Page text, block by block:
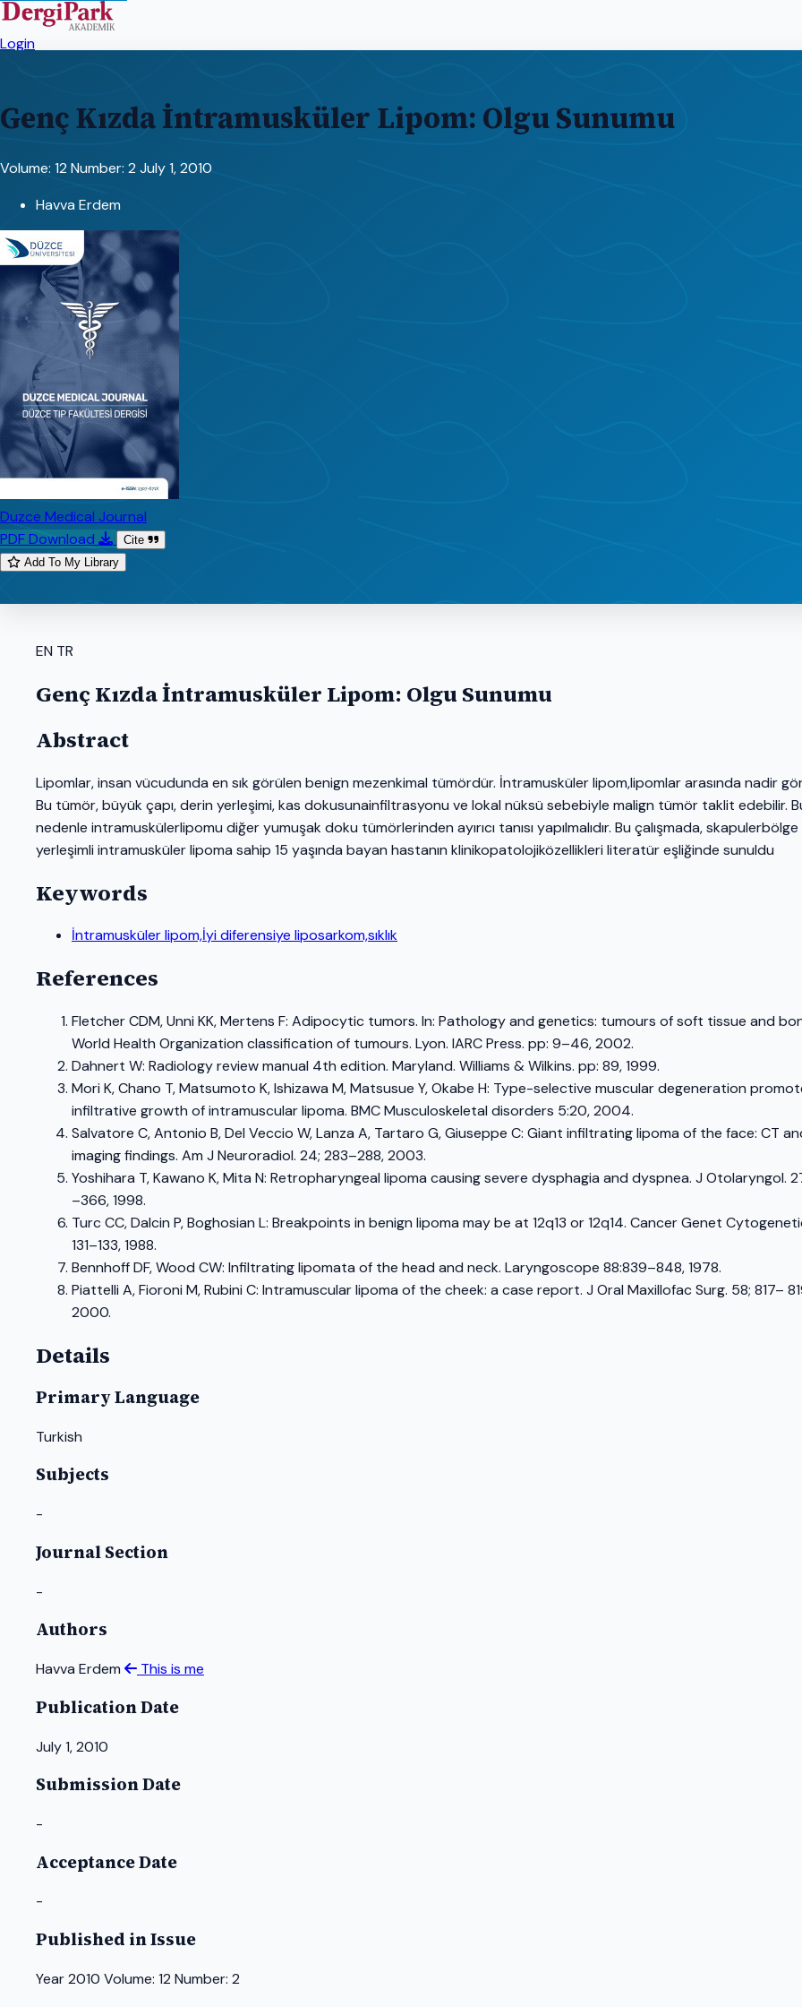
Login
Genç Kızda İntramusküler Lipom: Olgu Sunumu
Volume: 12 Number: 2 July 1, 2010
Havva Erdem
Duzce Medical Journal
PDF Download
Cite
Add To My Library
EN TR
Genç Kızda İntramusküler Lipom: Olgu Sunumu
Abstract
Lipomlar, insan vücudunda en sık görülen benign mezenkimal tümördür. İntramusküler lipom,lipomlar arasında nadir
Bu tümör, büyük çapı, derin yerleşimi, kas dokusunainfiltrasyonu ve lokal nüksü sebebiyle malign tümör taklit edebilir.
nedenle intramuskülerlipomu diğer yumuşak doku tümörlerinden ayırıcı tanısı yapılmalıdır. Bu çalışmada, skapulerbölge
yerleşimli intramusküler lipoma sahip 15 yaşında bayan hastanın klinikopatolojiközellikleri literatür eşliğinde sunuldu
Keywords
İntramusküler lipom,İyi diferensiye liposarkom,sıklık
References
Fletcher CDM, Unni KK, Mertens F: Adipocytic tumors. In: Pathology and genetics: tumours of soft tissue and
World Health Organization classification of tumours. Lyon. IARC Press. pp: 9–46, 2002.
Dahnert W: Radiology review manual 4th edition. Maryland. Williams & Wilkins. pp: 89, 1999.
Mori K, Chano T, Matsumoto K, Ishizawa M, Matsusue Y, Okabe H: Type-selective muscular degeneration
infiltrative growth of intramuscular lipoma. BMC Musculoskeletal disorders 5:20, 2004.
Salvatore C, Antonio B, Del Veccio W, Lanza A, Tartaro G, Giuseppe C: Giant infiltrating lipoma of the face: CT
imaging findings. Am J Neuroradiol. 24; 283–288, 2003.
Yoshihara T, Kawano K, Mita N: Retropharyngeal lipoma causing severe dysphagia and dyspnea. J Otolaryngol.
–366, 1998.
Turc CC, Dalcin P, Boghosian L: Breakpoints in benign lipoma may be at 12q13 or 12q14. Cancer Genet
131–133, 1988.
Bennhoff DF, Wood CW: Infiltrating lipomata of the head and neck. Laryngoscope 88:839–848, 1978.
Piattelli A, Fioroni M, Rubini C: Intramuscular lipoma of the cheek: a case report. J Oral Maxillofac Surg. 58; 817–
2000.
Details
Primary Language
Turkish
Subjects
-
Journal Section
-
Authors
Havva Erdem This is me
Publication Date
July 1, 2010
Submission Date
-
Acceptance Date
-
Published in Issue
Year 2010 Volume: 12 Number: 2